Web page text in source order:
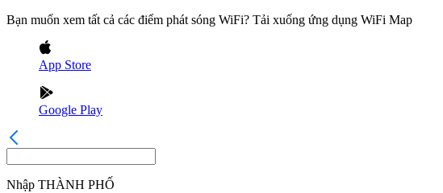
Bạn muốn xem tất cả các điểm phát sóng WiFi? Tải xuống ứng dụng WiFi Map
App Store
Google Play
Nhập THÀNH PHỐ